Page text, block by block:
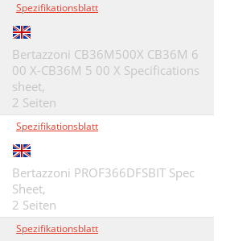
Spezifikationsblatt
Bertazzoni CB36M500X CB36M 6
00 X-CB36M 5 00 X Specifications
sheet,
2 Seiten
Spezifikationsblatt
Bertazzoni PROF366DFSBIT Spec
Sheet,
2 Seiten
Spezifikationsblatt